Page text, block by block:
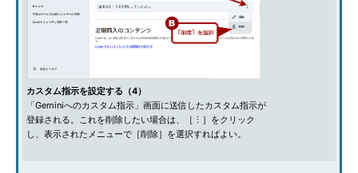
カスタム指示を設定する（4）
「Geminiへのカスタム指示」画面に送信したカスタム指示が
登録される。これを削除したい場合は、［⋮］をクリック
し、表示されたメニューで［削除］を選択すればよい。